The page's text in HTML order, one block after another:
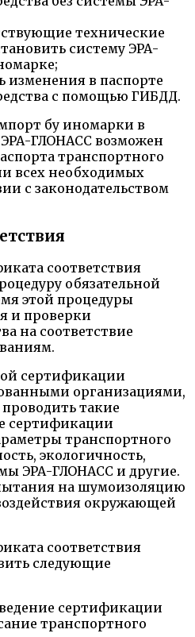
технические
систему ЭРА-
изменения в паспорте
с помощью ГИБДД.
бу иномарки в
ГЛОНАСС возможен
транспортного
всех необходимых
с законодательством
соответствия
обязательной
этой процедуры
и проверки
на соответствие
сертификации
организациями,
такие
сертификации
транспортного
экологичность,
ЭРА-ГЛОНАСС и другие.
на шумоизоляцию
окружающей
соответствия
следующие
сертификации
транспортного